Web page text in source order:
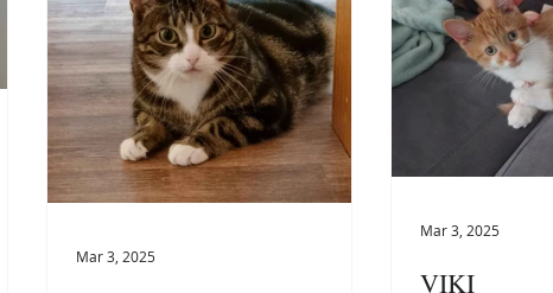
Mar 3, 2025
VIKI
Mar 3, 2025